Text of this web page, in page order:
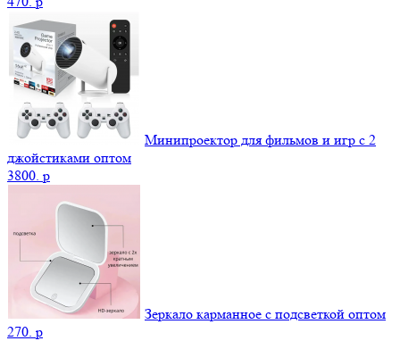
Минипроектор для фильмов и игр с 2
джойстиками оптом
3800. p
Зеркало карманное с подсветкой оптом
270. p